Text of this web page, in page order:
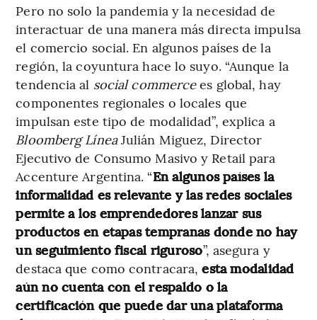
Pero no solo la pandemia y la necesidad de
interactuar de una manera más directa impulsa
el comercio social. En algunos países de la
región, la coyuntura hace lo suyo. “Aunque la
tendencia al social commercees global, hay
componentes regionales o locales que
impulsan este tipo de modalidad”, explica a
Bloomberg LíneaJulián Miguez, Director
Ejecutivo de Consumo Masivo y Retail para
Accenture Argentina. “En algunos países la
informalidad es relevante y las redes sociales
permite a los emprendedores lanzar sus
productos en etapas tempranas donde no hay
un seguimiento fiscal riguroso”, asegura y
destaca que como contracara,esta modalidad
aún no cuenta con el respaldo o la
certificación que puede dar una plataforma